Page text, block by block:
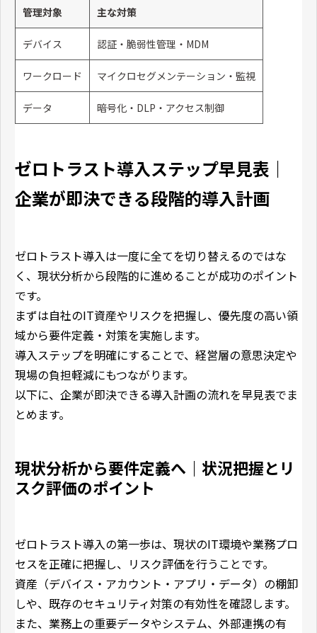
管理対象 主な対策
デバイス 認証・脆弱性管理・MDM
ワークロード マイクロセグメンテーション・監視
データ 暗号化・DLP・アクセス制御
ゼロトラスト導入ステップ早見表｜
企業が即決できる段階的導入計画
ゼロトラスト導入は一度に全てを切り替えるのではな
く、現状分析から段階的に進めることが成功のポイント
です。
まずは自社のIT資産やリスクを把握し、優先度の高い領
域から要件定義・対策を実施します。
導入ステップを明確にすることで、経営層の意思決定や
現場の負担軽減にもつながります。
以下に、企業が即決できる導入計画の流れを早見表でま
とめます。
現状分析から要件定義へ｜状況把握とリ
スク評価のポイント
ゼロトラスト導入の第一歩は、現状のIT環境や業務プロ
セスを正確に把握し、リスク評価を行うことです。
資産（デバイス・アカウント・アプリ・データ）の棚卸
しや、既存のセキュリティ対策の有効性を確認します。
また、業務上の重要データやシステム、外部連携の有